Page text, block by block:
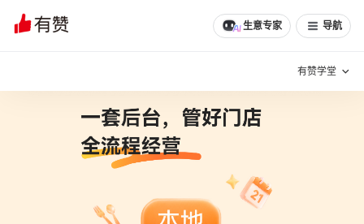
生意专家 导航
有赞学堂
增长方法
有赞专家说
文章 问诊 分享